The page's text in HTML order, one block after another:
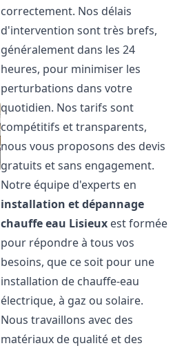
correctement. Nos délais
d'intervention sont très brefs,
généralement dans les 24
heures, pour minimiser les
perturbations dans votre
quotidien. Nos tarifs sont
compétitifs et transparents,
nous vous proposons des devis
gratuits et sans engagement.
Notre équipe d'experts en
installation et dépannage
chauffe eau Lisieux est formée
pour répondre à tous vos
besoins, que ce soit pour une
installation de chauffe-eau
électrique, à gaz ou solaire.
Nous travaillons avec des
matériaux de qualité et des